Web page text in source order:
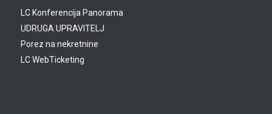
LC Konferencija Panorama
UDRUGA UPRAVITELJ
Porez na nekretnine
LC WebTicketing